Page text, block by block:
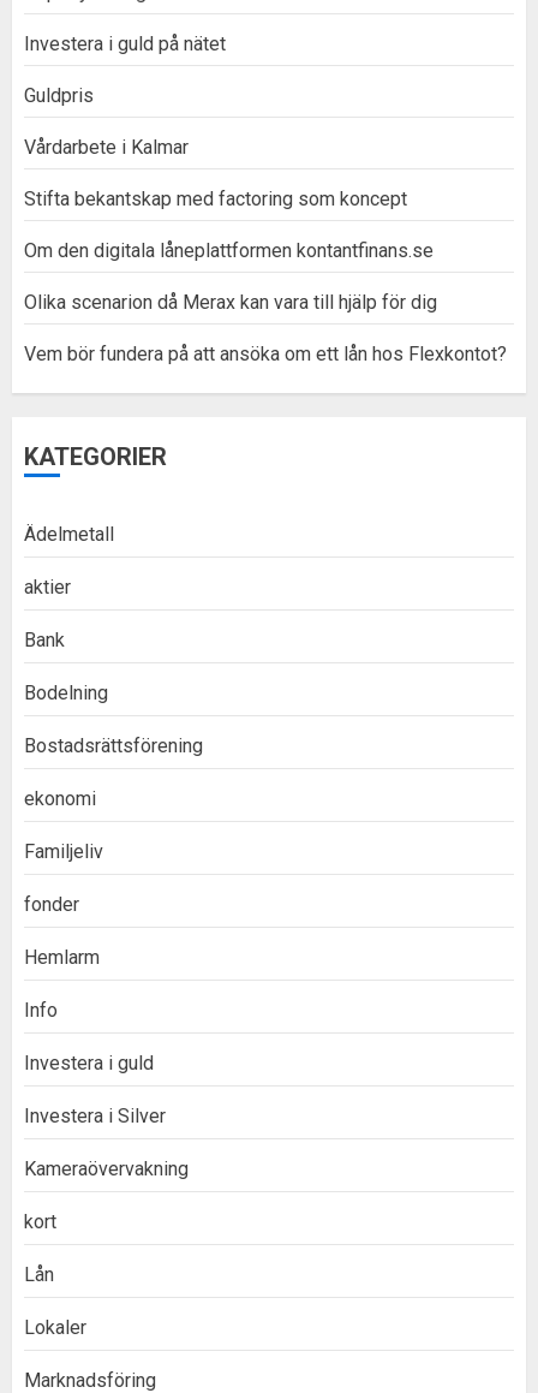
Investera i guld på nätet
Guldpris
Vårdarbete i Kalmar
Stifta bekantskap med factoring som koncept
Om den digitala låneplattformen kontantfinans.se
Olika scenarion då Merax kan vara till hjälp för dig
Vem bör fundera på att ansöka om ett lån hos Flexkontot?
KATEGORIER
Ädelmetall
aktier
Bank
Bodelning
Bostadsrättsförening
ekonomi
Familjeliv
fonder
Hemlarm
Info
Investera i guld
Investera i Silver
Kameraövervakning
kort
Lån
Lokaler
Marknadsföring